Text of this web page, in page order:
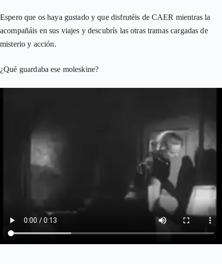
Espero que os haya gustado y que disfrutéis de CAER mientras la
acompañáis en sus viajes y descubrís las otras tramas cargadas de
misterio y acción.
¿Qué guardaba ese moleskine?